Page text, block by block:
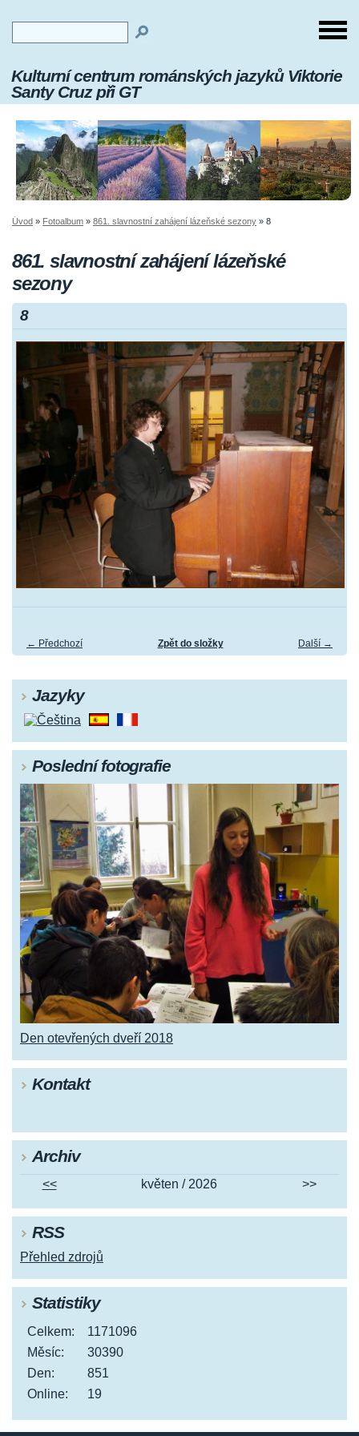
Kulturní centrum románských jazyků Viktorie
Santy Cruz při GT
Úvod » Fotoalbum » 861. slavnostní zahájení lázeňské sezony » 8
861. slavnostní zahájení lázeňské
sezony
8
← Předchozí Další →
Zpět do složky
Jazyky
Poslední fotografie
Den otevřených dveří 2018
Kontakt
Archiv
<< květen / 2026 >>
RSS
Přehled zdrojů
Statistiky
Online: 19
Celkem:
1171096
Měsíc:
30390
Den:
851